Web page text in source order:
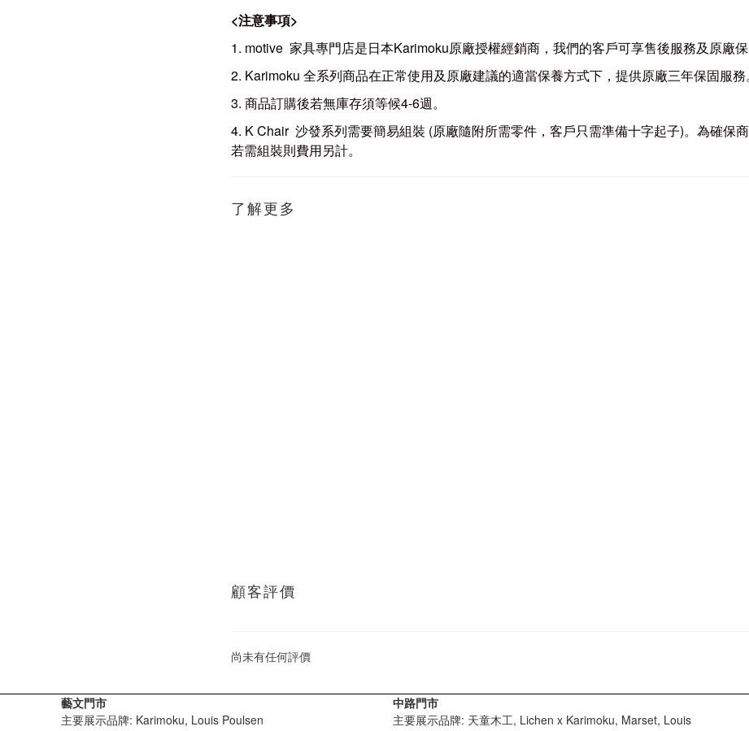
<注意事項>
1. motive 家具專門店是日本Karimoku原廠授權經銷商，我們的客戶可享售後服務及原廠
2. Karimoku 全系列商品在正常使用及原廠建議的適當保養方式下，提供原廠三年保固服務。
3. 商品訂購後若無庫存須等候4-6週。
4. K Chair 沙發系列需要簡易組裝 (原廠隨附所需零件，客戶只需準備十字起子)。為確保
若需組裝則費用另計。
了解更多
顧客評價
尚未有任何評價
藝文門市
主要展示品牌: Karimoku, Louis Poulsen
中路門市
主要展示品牌: 天童木工, Lichen x Karimoku, Marset, Louis